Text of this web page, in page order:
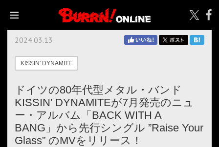
2024.03.13
KISSIN' DYNAMITE
ドイツの80年代型メタル・バンド
KISSIN' DYNAMITEが7月発売のニュ
ー・アルバム「BACK WITH A
BANG」から先行シングル ”Raise Your
Glass” のMVをリリース！